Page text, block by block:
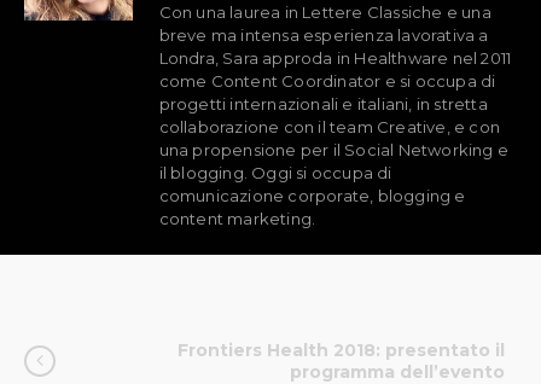
Con una laurea in Lettere Classiche e una
breve ma intensa esperienza lavorativa a
Londra, Sara approda in Healthware nel 2011
come Content Coordinator e si occupa di
progetti internazionali e italiani, in stretta
collaborazione con il team Creative, e con
una propensione per il Social Networking e
il blogging. Oggi si occupa di
comunicazione corporate, blogging e
content marketing.
Frontiers Health 2018: presentato il
programma dell’evento